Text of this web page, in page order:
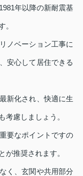
年以降の新耐震基
。
ノベーション工事に
安心して居住できる
新化され、快適に生
考慮しましょう。
要なポイントですの
が推奨されます。
く、玄関や共用部分